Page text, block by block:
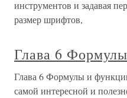
инструментов и задавая
размер шрифтов,
Глава 6
Глава 6 Формулы и
самой интересной и